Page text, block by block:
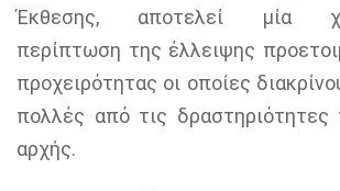
Έκθεσης, αποτελεί μία
περίπτωση της έλλειψης
προχειρότητας οι οποίες
πολλές από τις δραστηριότητες
αρχής.